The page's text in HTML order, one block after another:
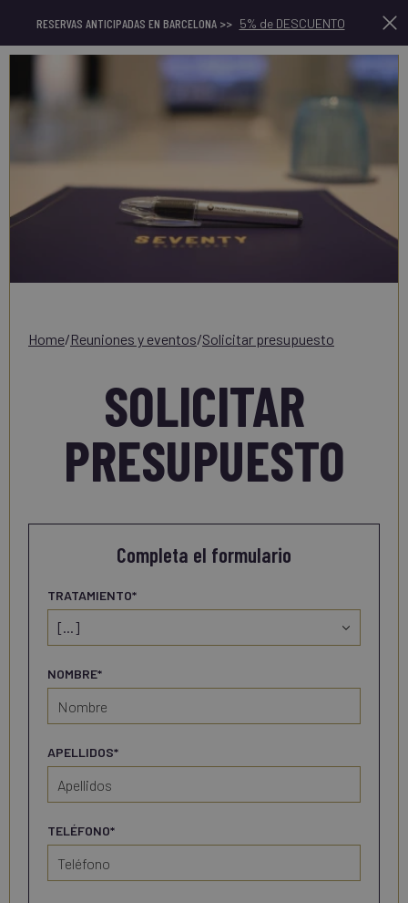
RESERVAS ANTICIPADAS EN BARCELONA >> 5% de DESCUENTO
home/ reuniones y eventos/ solicitar presupuesto
SOLICITAR
PRESUPUESTO
Completa el formulario
TRATAMIENTO*
NOMBRE*
APELLIDOS*
TELÉFONO*